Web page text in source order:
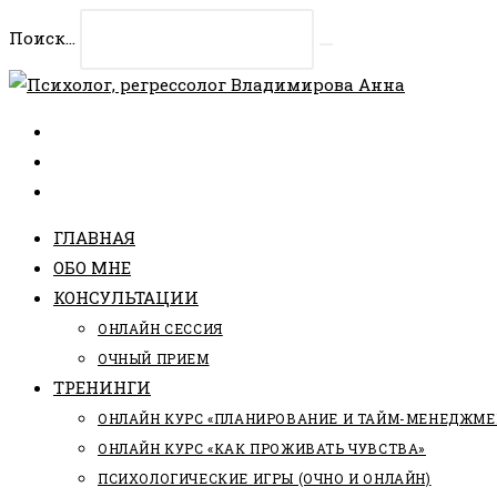
содержимому
Поиск...
ГЛАВНАЯ
ОБО МНЕ
КОНСУЛЬТАЦИИ
ОНЛАЙН СЕССИЯ
ОЧНЫЙ ПРИЕМ
ТРЕНИНГИ
ОНЛАЙН КУРС «ПЛАНИРОВАНИЕ И ТАЙМ-
ОНЛАЙН КУРС «КАК ПРОЖИВАТЬ ЧУВСТВА»
ПСИХОЛОГИЧЕСКИЕ ИГРЫ (ОЧНО И ОНЛАЙН)